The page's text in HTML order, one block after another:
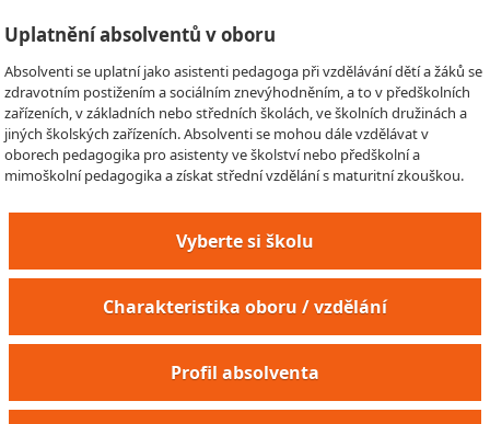
Uplatnění absolventů v oboru
Absolventi se uplatní jako asistenti pedagoga při vzdělávání dětí a žáků se
zdravotním postižením a sociálním znevýhodněním, a to v předškolních
zařízeních, v základních nebo středních školách, ve školních družinách a
jiných školských zařízeních. Absolventi se mohou dále vzdělávat v
oborech pedagogika pro asistenty ve školství nebo předškolní a
mimoškolní pedagogika a získat střední vzdělání s maturitní zkouškou.
Vyberte si školu
Charakteristika oboru / vzdělání
Profil absolventa